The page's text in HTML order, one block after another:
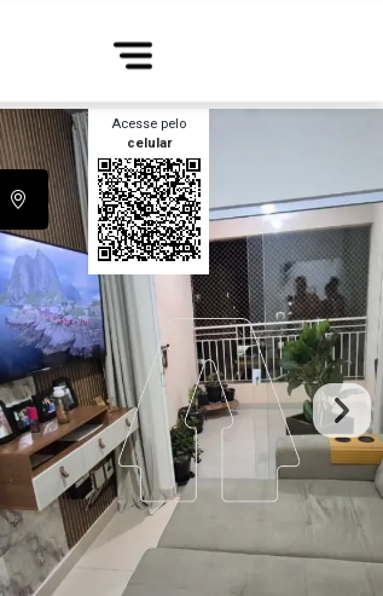
Acesse pelo
celular